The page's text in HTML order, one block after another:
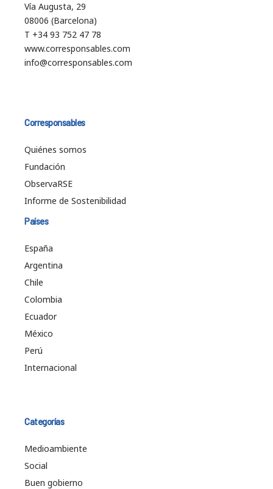
Vía Augusta, 29
08006 (Barcelona)
T +34 93 752 47 78
www.corresponsables.com
info@corresponsables.com
Corresponsables
Quiénes somos
Fundación
ObservaRSE
Informe de Sostenibilidad
Países
España
Argentina
Chile
Colombia
Ecuador
México
Perú
Internacional
Categorías
Medioambiente
Social
Buen gobierno